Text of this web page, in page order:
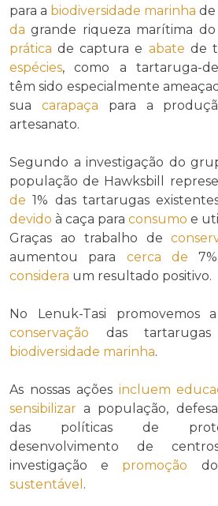
para a biodiversidade marinha de
da grande riqueza marítima do
prática de captura e abate de
espécies, como a tartaruga-
têm sido especialmente
sua carapaça para a
artesanato.
Segundo a investigação do
população de Hawksbill
de 1% das tartarugas
devido à caça para consumo e
Graças ao trabalho de
aumentou para cerca de
considera um resultado positivo.
No Lenuk-Tasi promovemos
conservação das
biodiversidade marinha.
As nossas ações incluem
sensibilizar a população,
das políticas de
desenvolvimento de
investigação e promoção
sustentável .